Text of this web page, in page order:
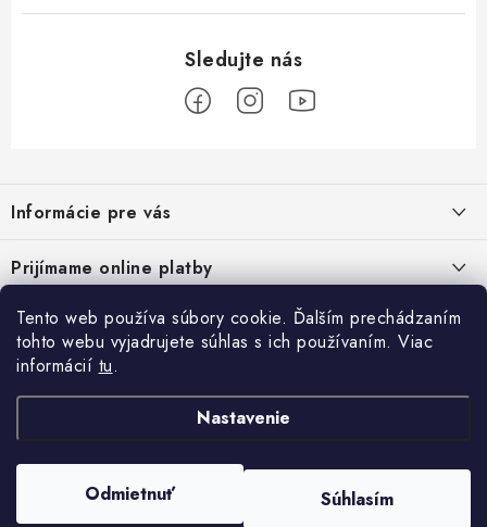
Tento web používa súbory cookie. Ďalším prechádzaním
tohto webu vyjadrujete súhlas s ich používaním. Viac
informácií tu.
Nastavenie
Odmietnuť Súhlasím
p
ä
t
Informácie pre vás
Reklamačný poriadok - formulár
Kontakt
Prijímame online platby
Prihlásenie
E-mail
Heslo
Facebook
Posledné hodnotenie produktov
Copyright 2026ATV pneumatiky . Všetky práva vyhradené.